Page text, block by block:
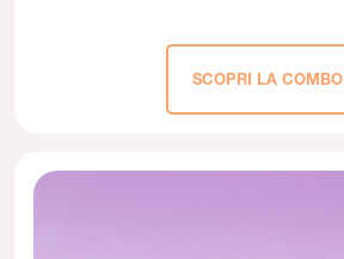
SCOPRI LA COMBO